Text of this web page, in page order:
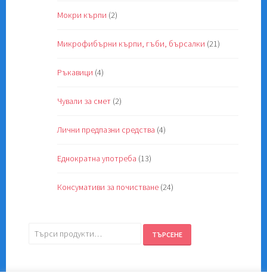
Мокри кърпи (2)
Микрофибърни кърпи, гъби, бърсалки (21)
Ръкавици (4)
Чували за смет (2)
Лични предпазни средства (4)
Еднократна употреба (13)
Консумативи за почистване (24)
Търсене
ТЪРСЕНЕ